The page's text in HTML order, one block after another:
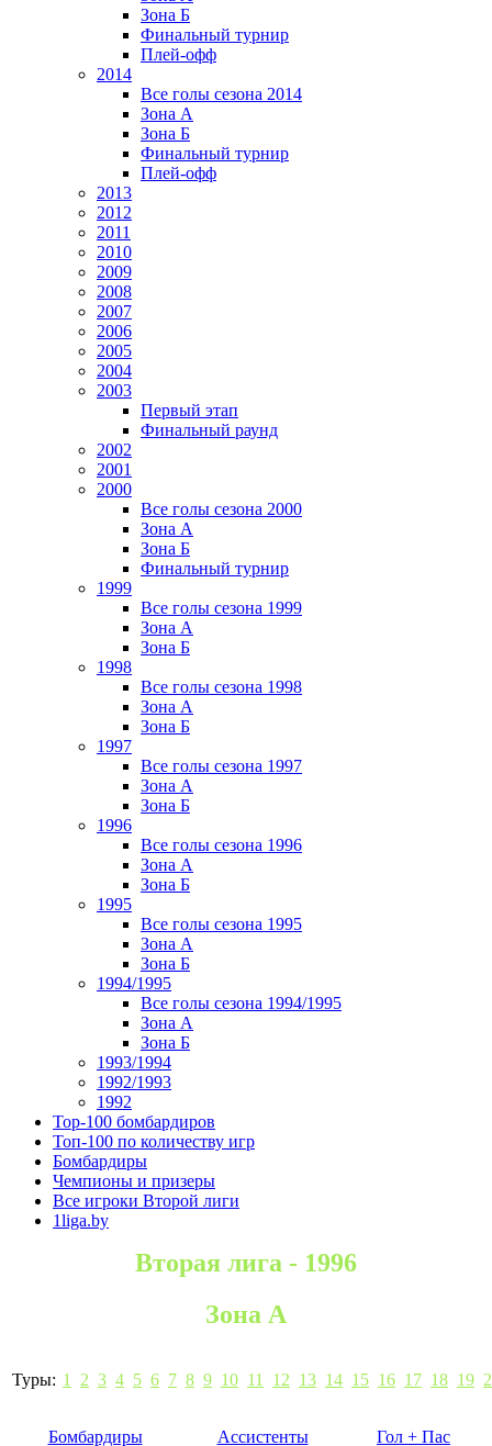
Зона Б
Финальный турнир
Плей-офф
2014
Все голы сезона 2014
Зона А
Зона Б
Финальный турнир
Плей-офф
2013
2012
2011
2010
2009
2008
2007
2006
2005
2004
2003
Первый этап
Финальный раунд
2002
2001
2000
Все голы сезона 2000
Зона А
Зона Б
Финальный турнир
1999
Все голы сезона 1999
Зона А
Зона Б
1998
Все голы сезона 1998
Зона А
Зона Б
1997
Все голы сезона 1997
Зона А
Зона Б
1996
Все голы сезона 1996
Зона А
Зона Б
1995
Все голы сезона 1995
Зона А
Зона Б
1994/1995
Все голы сезона 1994/1995
Зона А
Зона Б
1993/1994
1992/1993
1992
Top-100 бомбардиров
Топ-100 по количеству игр
Бомбардиры
Чемпионы и призеры
Все игроки Второй лиги
1liga.by
Вторая лига - 1996
Зона А
Туры: 1 2 3 4 5 6 7 8 9 10 11 12 13 14 15 16 17 18 19
Бомбардиры Ассистенты Гол + Пас